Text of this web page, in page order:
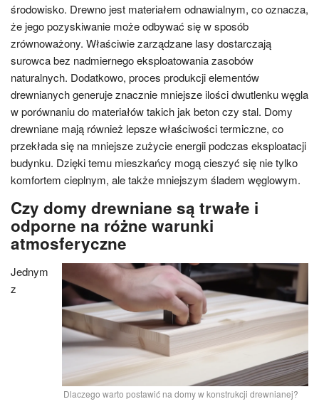
środowisko. Drewno jest materiałem odnawialnym, co oznacza,
że jego pozyskiwanie może odbywać się w sposób
zrównoważony. Właściwie zarządzane lasy dostarczają
surowca bez nadmiernego eksploatowania zasobów
naturalnych. Dodatkowo, proces produkcji elementów
drewnianych generuje znacznie mniejsze ilości dwutlenku węgla
w porównaniu do materiałów takich jak beton czy stal. Domy
drewniane mają również lepsze właściwości termiczne, co
przekłada się na mniejsze zużycie energii podczas eksploatacji
budynku. Dzięki temu mieszkańcy mogą cieszyć się nie tylko
komfortem cieplnym, ale także mniejszym śladem węglowym.
Czy domy drewniane są trwałe i
odporne na różne warunki
atmosferyczne
Dlaczego warto postawić na domy w konstrukcji drewnianej?
Jednym
z